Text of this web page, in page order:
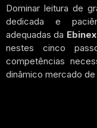
Dominar leitura de
dedicada e
adequadas da Ebinex
nestes cinco
competências
dinâmico mercado